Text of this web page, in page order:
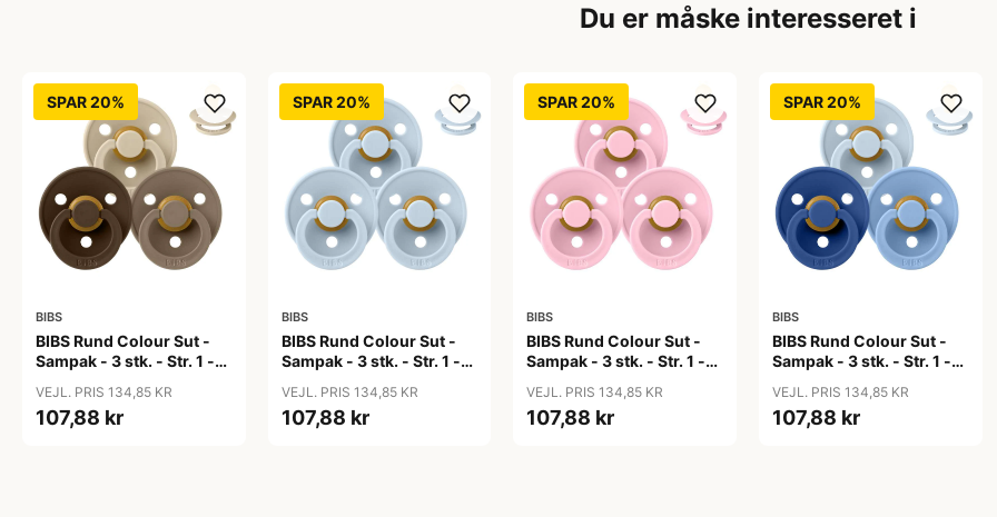
Du er måske interesseret i
SPAR 20%
BIBS
BIBS Rund Colour Sut -
Sampak - 3 stk. - Str. 1 -
VEJL. PRIS 134,85 KR
107,88 kr
SPAR 20%
BIBS
BIBS Rund Colour Sut -
Sampak - 3 stk. - Str. 1 -
VEJL. PRIS 134,85 KR
107,88 kr
SPAR 20%
BIBS
BIBS Rund Colour Sut -
Sampak - 3 stk. - Str. 1 -
VEJL. PRIS 134,85 KR
107,88 kr
SPAR 20%
BIBS
BIBS Rund Colour Sut -
Sampak - 3 stk. - Str. 1 -
VEJL. PRIS 134,85 KR
107,88 kr